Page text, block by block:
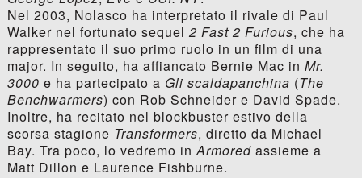
Nel 2003, Nolasco ha interpretato il rivale di Paul
Walker nel fortunato sequel 2 Fast 2 Furious, che ha
rappresentato il suo primo ruolo in un film di una
major. In seguito, ha affiancato Bernie Mac in Mr.
3000 e ha partecipato a Gli scaldapanchina (The
Benchwarmers) con Rob Schneider e David Spade.
Inoltre, ha recitato nel blockbuster estivo della
scorsa stagione Transformers, diretto da Michael
Bay. Tra poco, lo vedremo inArmoredassieme a
Matt Dillon e Laurence Fishburne.